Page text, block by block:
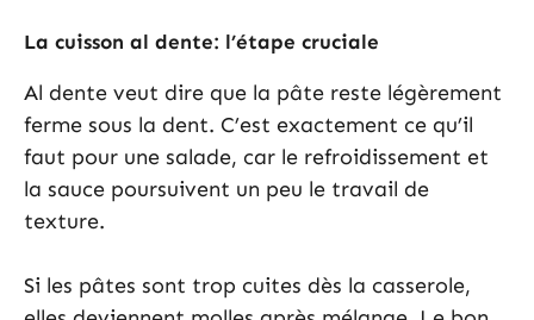
La cuisson al dente: l’étape cruciale
Al dente veut dire que la pâte reste légèrement
ferme sous la dent. C’est exactement ce qu’il
faut pour une salade, car le refroidissement et
la sauce poursuivent un peu le travail de
texture.
Si les pâtes sont trop cuites dès la casserole,